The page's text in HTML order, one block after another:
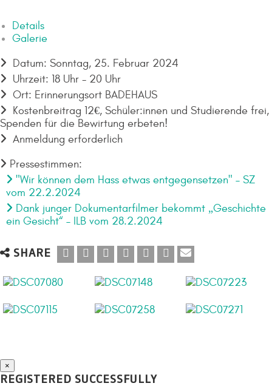
Details
Galerie
Datum: Sonntag, 25. Februar 2024
Uhrzeit: 18 Uhr - 20 Uhr
Ort: Erinnerungsort BADEHAUS
Kostenbreitrag 12€, Schüler:innen und Studierende frei,
Spenden für die Bewirtung erbeten!
Anmeldung erforderlich
Pressestimmen:
"Wir können dem Hass etwas entgegensetzen" – SZ
vom 22.2.2024
Dank junger Dokumentarfilmer bekommt „Geschichte
ein Gesicht“ – ILB vom 28.2.2024
SHARE
×
REGISTERED SUCCESSFULLY